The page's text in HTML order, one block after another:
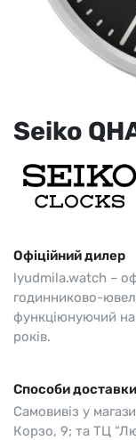
Seiko
Офіційний дилер
lyudmila.watch –
годинниково-
функціюнуючий
років.
Способи доставки
Самовивіз у
Корзо, 9; та ТЦ